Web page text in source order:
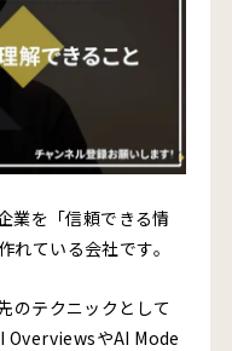
業を「信頼できる情
ている会社です。
のテクニックとして
OverviewsやAI Mode